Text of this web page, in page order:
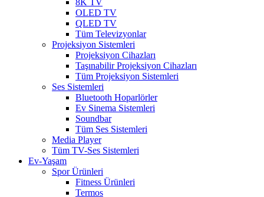
8K TV
OLED TV
QLED TV
Tüm Televizyonlar
Projeksiyon Sistemleri
Projeksiyon Cihazları
Taşınabilir Projeksiyon Cihazları
Tüm Projeksiyon Sistemleri
Ses Sistemleri
Bluetooth Hoparlörler
Ev Sinema Sistemleri
Soundbar
Tüm Ses Sistemleri
Media Player
Tüm TV-Ses Sistemleri
Ev-Yaşam
Spor Ürünleri
Fitness Ürünleri
Termos